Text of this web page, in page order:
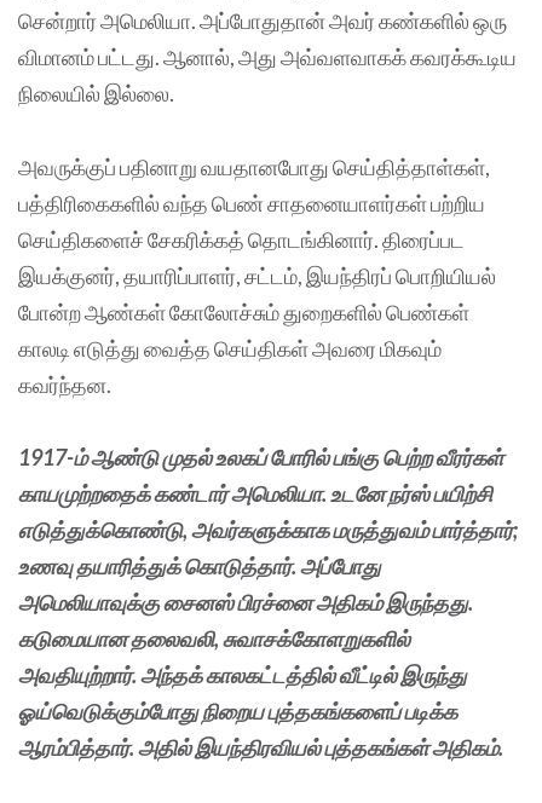
சென்றார் அமெலியா. அப்போதுதான் அவர் கண்களில் ஒரு
விமானம் பட்டது. ஆனால், அது அவ்வளவாகக் கவரக்கூடிய
நிலையில் இல்லை.
அவருக்குப் பதினாறு வயதானபோது செய்தித்தாள்கள்,
பத்திரிகைகளில் வந்த பெண் சாதனையாளர்கள் பற்றிய
செய்திகளைச் சேகரிக்கத் தொடங்கினார். திரைப்பட
இயக்குனர், தயாரிப்பாளர், சட்டம், இயந்திரப் பொறியியல்
போன்ற ஆண்கள் கோலோச்சும் துறைகளில் பெண்கள்
காலடி எடுத்து வைத்த செய்திகள் அவரை மிகவும்
கவர்ந்தன.
1917-ம் ஆண்டு முதல் உலகப் போரில் பங்கு பெற்ற வீரர்கள்
காயமுற்றதைக் கண்டார் அமெலியா. உடனே நர்ஸ் பயிற்சி
எடுத்துக்கொண்டு, அவர்களுக்காக மருத்துவம் பார்த்தார்;
உணவு தயாரித்துக் கொடுத்தார். அப்போது
அமெலியாவுக்கு சைனஸ் பிரச்னை அதிகம் இருந்தது.
கடுமையான தலைவலி, சுவாசக்கோளறுகளில்
அவதியுற்றார். அந்தக் காலகட்டத்தில் வீட்டில் இருந்து
ஓய்வெடுக்கும்போது நிறைய புத்தகங்களைப் படிக்க
ஆரம்பித்தார். அதில் இயந்திரவியல் புத்தகங்கள் அதிகம்.